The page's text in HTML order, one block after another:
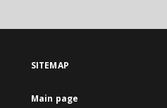
open
new
SITEMAP
Main page